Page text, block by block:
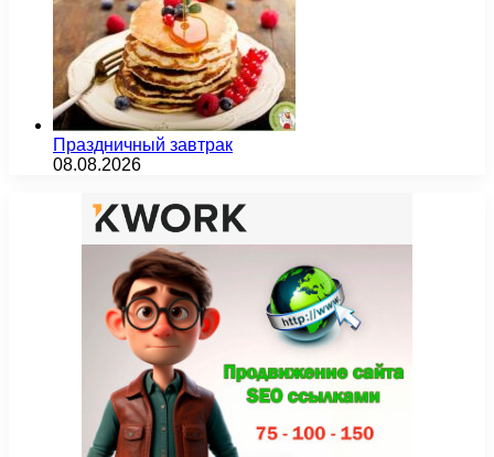
Праздничный завтрак
08.08.2026